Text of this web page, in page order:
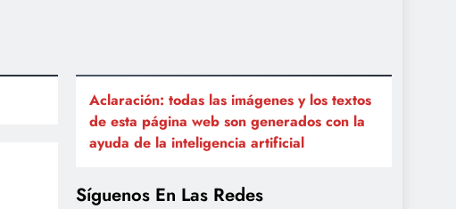
Aclaración: todas las imágenes y los textos
de esta página web son generados con la
ayuda de la inteligencia artificial
Síguenos En Las Redes